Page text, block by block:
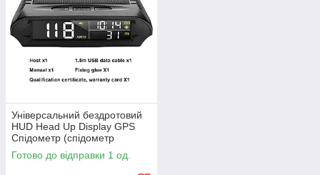
Універсальний бездротовий
HUD Head Up Display GPS
Спідометр (спідометр
годинник термометр і ін )
Готово до відправки 1 од.